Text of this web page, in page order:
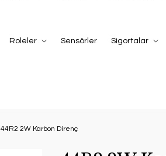
Roleler Sensörler Sigortalar
44R2 2W Karbon Direnç